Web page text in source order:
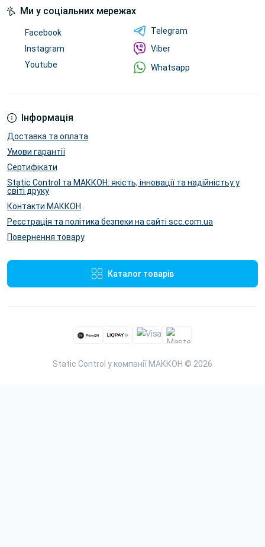
Інформація
Доставка та оплата
Умови гарантії
Сертифікати
Static Control та МАККОН: якість, інновації та надійністьу у
світі друку
Контакти МАККОН
Реєстрація та політика безпеки на сайті scc.com.ua
Повернення товару
Каталог товарів
Ми у соціальних мережах
Facebook
Instagram
Youtube
Telegram
Viber
Whatsapp
Static Control у компанії МАККОН © 2026